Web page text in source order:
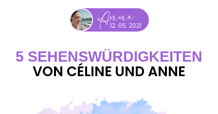
Anne
12. 05. 2021
5 SEHENSWÜRDIGKEITEN
VON CÉLINE UND ANNE